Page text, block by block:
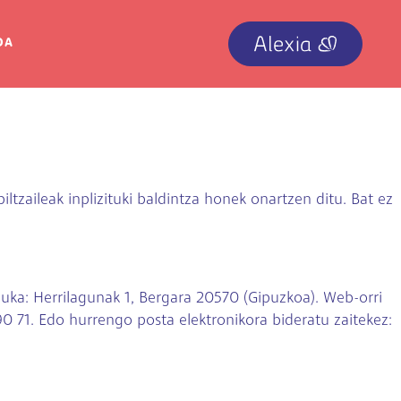
IRUDIA
inplizituki baldintza honek onartzen ditu. Bat ez
Herrilagunak 1, Bergara 20570 (Gipuzkoa). Web-orri
71. Edo hurrengo posta elektronikora bideratu zaitekez: